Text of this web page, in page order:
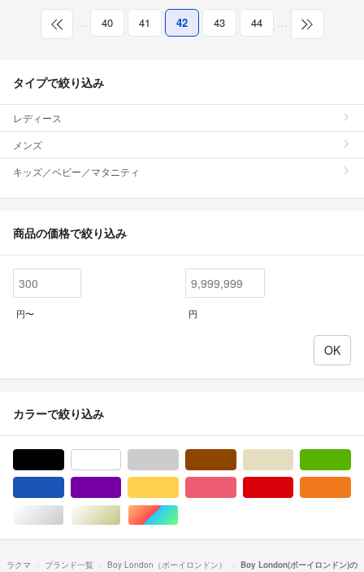
… 40 41 42 43 44 …
タイプで絞り込み
レディース
メンズ
キッズ／ベビー／マタニティ
商品の価格で絞り込み
円〜 円
カラーで絞り込み
シルバー/銀色系ゴールド/金色系マルチカラー
ラクマ ブランド一覧 Boy London（ボーイロンドン）
Boy London(ボーイロンドン)の